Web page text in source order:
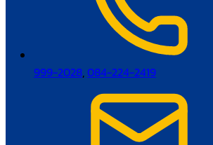
999-2028,084-224-2419